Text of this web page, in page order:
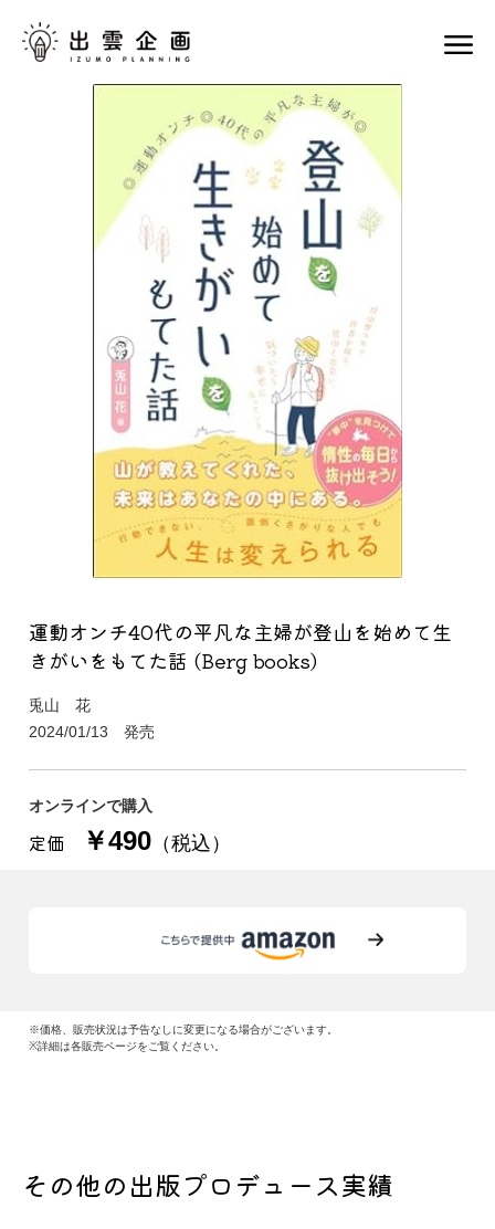
運動オンチ40代の平凡な主婦が登山を始めて生
きがいをもてた話 (Berg books)
兎山 花
2024/01/13 発売
オンラインで購入
定価 ￥490 （税込）
※価格、販売状況は予告なしに変更になる場合がございます。
※詳細は各販売ページをご覧ください。
その他の出版プロデュース実績